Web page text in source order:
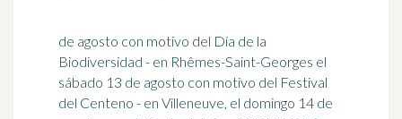
de agosto con motivo del Día de la
Biodiversidad - en Rhêmes-Saint-Georges el
sábado 13 de agosto con motivo del Festival
del Centeno - en Villeneuve, el domingo 14 de